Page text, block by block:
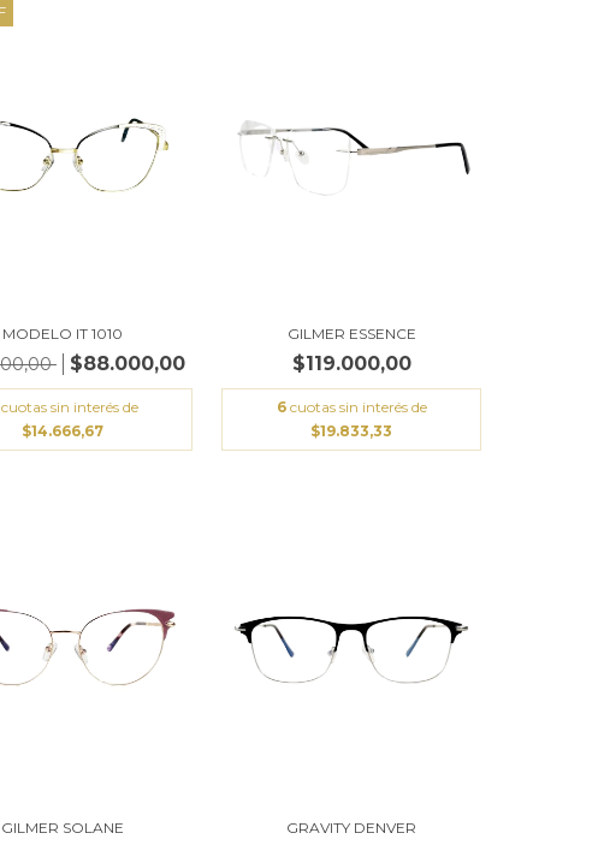
MODELO IT 1010
$88.000,00
cuotas sin interés de
$14.666,67
GILMER ESSENCE
$119.000,00
6 cuotas sin interés de
$19.833,33
GILMER SOLANE GRAVITY DENVER